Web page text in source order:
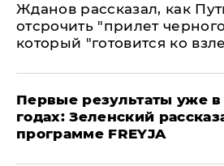
Жданов рассказал, как
отсрочить "прилет
который "готовится ко
Первые результаты уже в
годах: Зеленский
программе FREYJA